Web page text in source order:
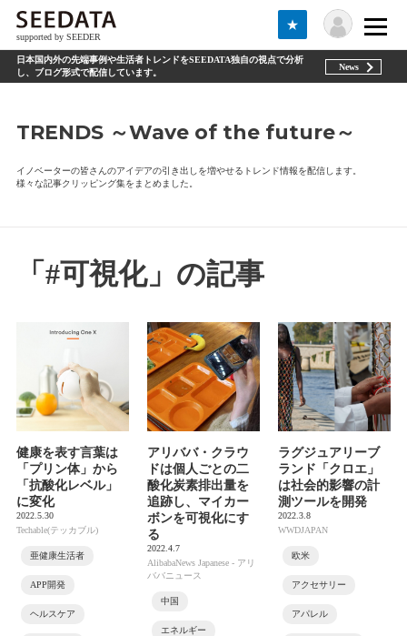
supported by SEEDER
★
日本国内外の先端事例や生活者トレンドをSEEDATA独自の視点で分析
し、ブログ形式で配信しています。
News
TRENDS ～Wave of the future～
イノベーターの皆さんのアイデアの引き出しを増やせるトレンド情報を配信します。
様々な記事クリッピング集をまとめました。
「#可視化」の記事
健康を表す言葉は
「プリン体」から
「抗酸化レベル」
に変化
2022.5.30
Techable(テッカブル)
亜健康生活者
APP開発
ヘルスケア
アリババ・クラウ
ドは個人ごとの二
酸化炭素排出量を
追跡し、マイカー
ボンを可視化にす
る
2022.4.7
AlibabaNews Japanese - アリ
ババニュース
中国
エネルギー
ラグジュアリーブ
ランド「クロエ」
は社会的影響の計
測ツールを開発
2022.3.8
WWDJAPAN
欧米
アクセサリー
アパレル